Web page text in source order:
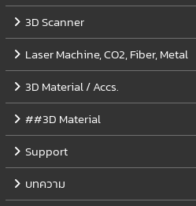
3D Scanner
Laser Machine, CO2, Fiber, Metal
3D Material / Accs.
##3D Material
Support
บทความ